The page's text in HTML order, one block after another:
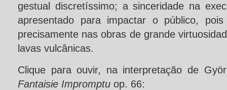
gestual discretíssimo; a sinceridade na
apresentado para impactar o público,
precisamente nas obras de grande
lavas vulcânicas.
Clique para ouvir, na interpretação de
Fantaisie Impromptu op. 66: